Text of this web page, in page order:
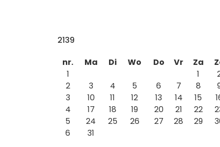
2139
nr.
Ma Di Wo Do Vr Za
1
1
2
3 4 5 6 7 8
3
10 11 12 13 14 15
4
17 18 19 20 21 22
5
24 25 26 27 28 29
6
31